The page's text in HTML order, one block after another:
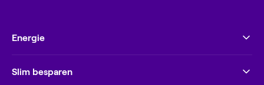
Energie
Slim besparen